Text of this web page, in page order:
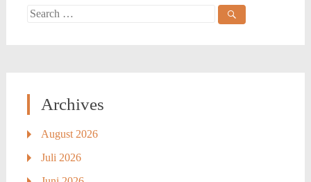
Search
Archives
August 2026
Juli 2026